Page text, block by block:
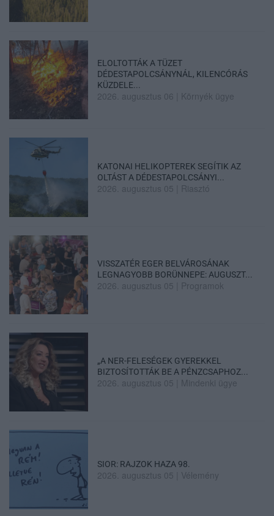
ELOLTOTTÁK A TÜZET
DÉDESTAPOLCSÁNYNÁL, KILENCÓRÁS
KÜZDELE...
2026. augusztus 06 Környék ügye
KATONAI HELIKOPTEREK SEGÍTIK AZ
OLTÁST A DÉDESTAPOLCSÁNYI...
2026. augusztus 05 Riasztó
VISSZATÉR EGER BELVÁROSÁNAK
LEGNAGYOBB BORÜNNEPE: AUGUSZT...
2026. augusztus 05 Programok
„A NER-FELESÉGEK GYEREKKEL
BIZTOSÍTOTTÁK BE A PÉNZCSAPHOZ...
2026. augusztus 05 Mindenki ügye
SIOR: RAJZOK HAZA 98.
2026. augusztus 05 Vélemény